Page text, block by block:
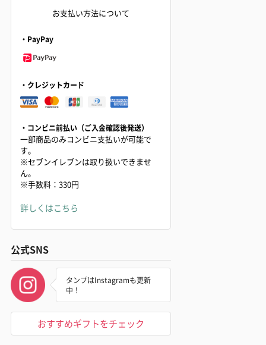
お支払い方法について
・PayPay
・クレジットカード
・コンビニ前払い（ご入金確認後発送）
一部商品のみコンビニ支払いが可能で
す。
※セブンイレブンは取り扱いできませ
ん。
※手数料：330円
詳しくはこちら
公式SNS
タンプはInstagramも更新
中！
おすすめギフトをチェック